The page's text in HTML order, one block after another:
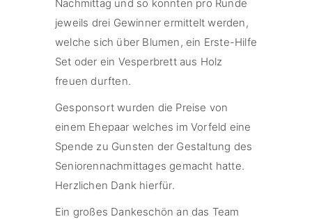
Nachmittag und so konnten pro Runde
jeweils drei Gewinner ermittelt werden,
welche sich über Blumen, ein Erste-Hilfe
Set oder ein Vesperbrett aus Holz
freuen durften.
Gesponsort wurden die Preise von
einem Ehepaar welches im Vorfeld eine
Spende zu Gunsten der Gestaltung des
Seniorennachmittages gemacht hatte.
Herzlichen Dank hierfür.
Ein großes Dankeschön an das Team